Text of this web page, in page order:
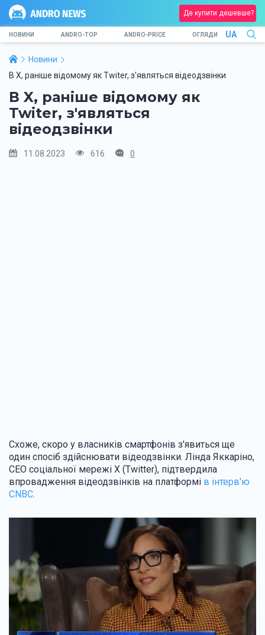
Де купити дешевше?
НОВИНИ ANDRO-TOP ANDRO-PRICE ОГЛЯДИ UA
Новини
В X, раніше відомому як Twiter, з'являться відеодзвінки
В X, раніше відомому як
Twiter, з'являться
відеодзвінки
11.08.2023 616 0
Схоже, скоро у власників смартфонів з'явиться ще
один спосіб здійснювати відеодзвінки. Лінда Яккаріно,
CEO соціальної мережі X (Twitter), підтвердила
впровадження відеодзвінків на платформі в інтерв'ю
CNBC.